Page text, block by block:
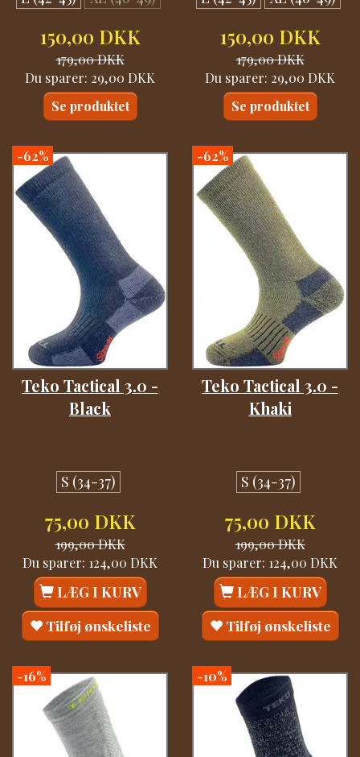
150,00 DKK
179,00 DKK
Du sparer: 29,00 DKK
Se produktet
150,00 DKK
179,00 DKK
Du sparer: 29,00 DKK
Se produktet
-62%
Teko Tactical 3.0 -
Black
S (34-37)
75,00 DKK
199,00 DKK
Du sparer: 124,00 DKK
LÆG I KURV
Tilføj ønskeliste
-62%
Teko Tactical 3.0 -
Khaki
S (34-37)
75,00 DKK
199,00 DKK
Du sparer: 124,00 DKK
LÆG I KURV
Tilføj ønskeliste
-16% -10%